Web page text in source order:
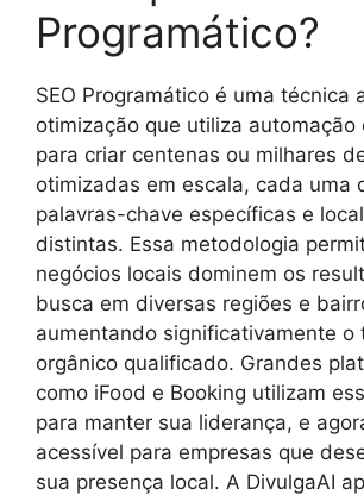
Programático?
SEO Programático é uma técnica
otimização que utiliza automação
para criar centenas ou milhares
otimizadas em escala, cada uma
palavras-chave específicas e
distintas. Essa metodologia
negócios locais dominem os
busca em diversas regiões e
aumentando significativamente o
orgânico qualificado. Grandes
como iFood e Booking utilizam
para manter sua liderança, e
acessível para empresas que
sua presença local. A DivulgaAI